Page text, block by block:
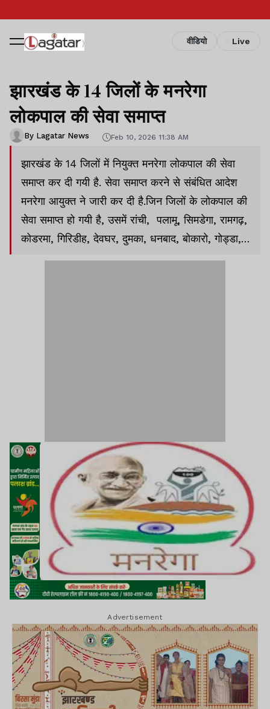
वीडियो Live
झारखंड के 14 जिलों के मनरेगा
लोकपाल की सेवा समाप्त
By Lagatar News Feb 10, 2026 11:38 AM
झारखंड के 14 जिलों में नियुक्त मनरेगा लोकपाल की सेवा
समाप्त कर दी गयी है. सेवा समाप्त करने से संबंधित आदेश
मनरेगा आयुक्त ने जारी कर दी है.जिन जिलों के लोकपाल की
सेवा समाप्त हो गयी है, उसमें रांची, पलामू, सिमडेगा, रामगढ़,
कोडरमा, गिरिडीह, देवघर, दुमका, धनबाद, बोकारो, गोड्डा,
Advertisement